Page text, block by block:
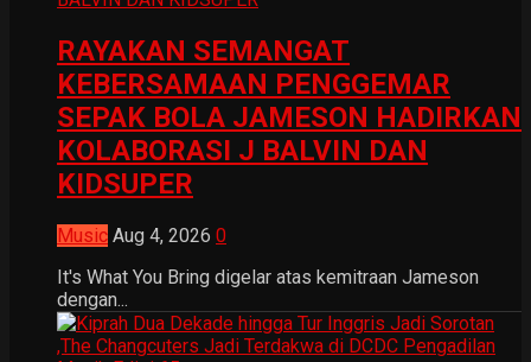
RAYAKAN SEMANGAT
KEBERSAMAAN PENGGEMAR
SEPAK BOLA JAMESON HADIRKAN
KOLABORASI J BALVIN DAN
KIDSUPER
Music Aug 4, 2026 0
It's What You Bring digelar atas kemitraan Jameson
dengan...